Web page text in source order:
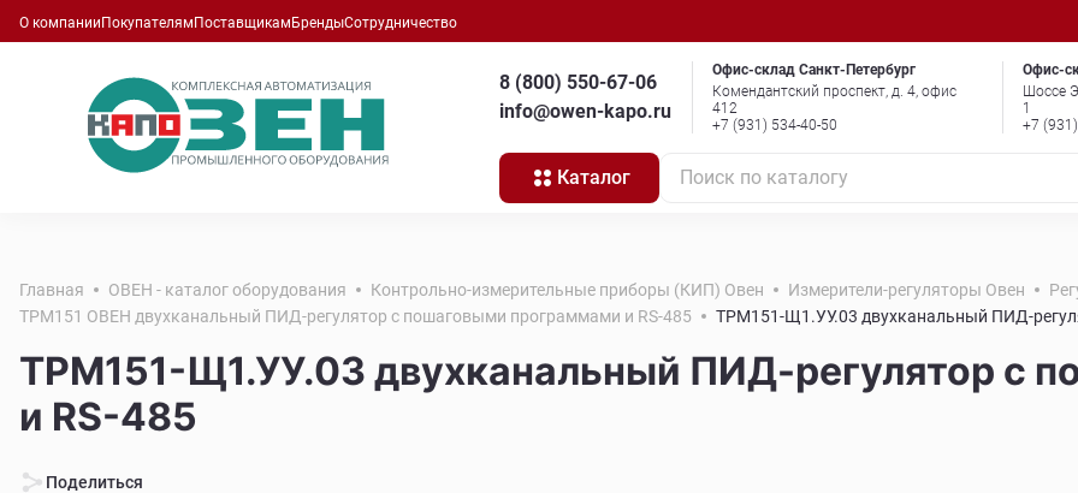
О компании Покупателям Поставщикам БрендыСотрудничество
8 (800) 550-67-06
info@owen-kapo.ru
Офис-склад Санкт-Петербург
Комендантский проспект, д. 4, офис
412
+7 (931) 534-40-50
Офис-
Шоссе
1
+7
Каталог Поиск по каталогу
Главная ОВЕН - каталог оборудования Контрольно-измерительные приборы (КИП) Овен Измерители-регуляторы Овен
ТРМ151 ОВЕН двухканальный ПИД-регулятор с пошаговыми программами и RS-485
ТРМ151-Щ1.УУ.03 двухканальный ПИД-
ТРМ151-Щ1.УУ.03 двухканальный ПИД-регулятор с
и RS-485
Поделиться